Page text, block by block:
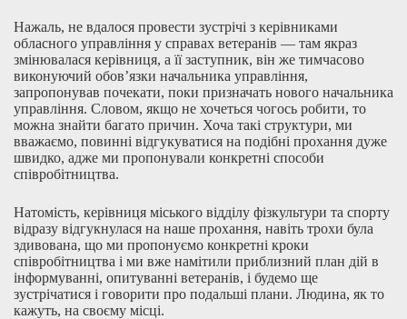
Нажаль, не вдалося провести зустрічі з керівниками
обласного управління у справах ветеранів — там якраз
змінювалася керівниця, а її заступник, він же тимчасово
виконуючий обов’язки начальника управління,
запропонував почекати, поки призначать нового начальника
управління. Словом, якщо не хочеться чогось робити, то
можна знайти багато причин. Хоча такі структури, ми
вважаємо, повинні відгукуватися на подібні прохання дуже
швидко, адже ми пропонували конкретні способи
співробітництва.
Натомість, керівниця міського відділу фізкультури та спорту
відразу відгукнулася на наше прохання, навіть трохи була
здивована, що ми пропонуємо конкретні кроки
співробітництва і ми вже намітили приблизний план дій в
інформуванні, опитуванні ветеранів, і будемо ще
зустрічатися і говорити про подальші плани. Людина, як то
кажуть, на своєму місці.